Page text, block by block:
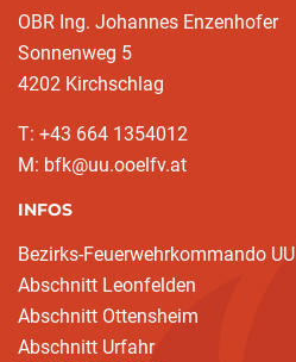
OBR Ing. Johannes Enzenhofer
Sonnenweg 5
4202 Kirchschlag
T: +43 664 1354012
M: bfk@uu.ooelfv.at
INFOS
Bezirks-Feuerwehrkommando UU
Abschnitt Leonfelden
Abschnitt Ottensheim
Abschnitt Urfahr